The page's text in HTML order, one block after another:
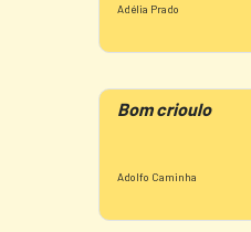
Adélia Prado
Bom crioulo
Adolfo Caminha